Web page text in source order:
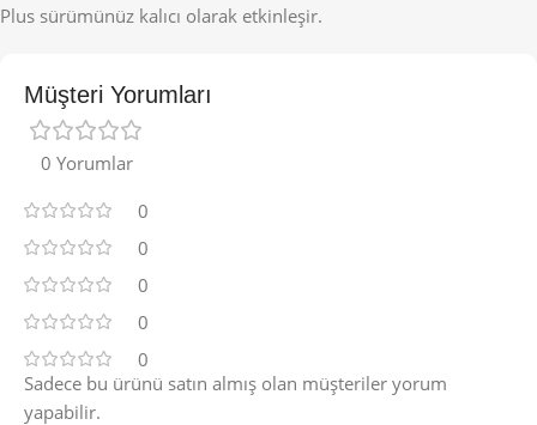
Plus sürümünüz kalıcı olarak etkinleşir.
Müşteri Yorumları
0 Yorumlar
0
0
0
0
0
Sadece bu ürünü satın almış olan müşteriler yorum
yapabilir.